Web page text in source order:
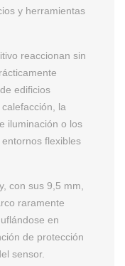
y herramientas
reaccionan sin
edificios
la
iluminación o los
flexibles
con sus 9,5 mm,
raramente
en
de protección
sensor.